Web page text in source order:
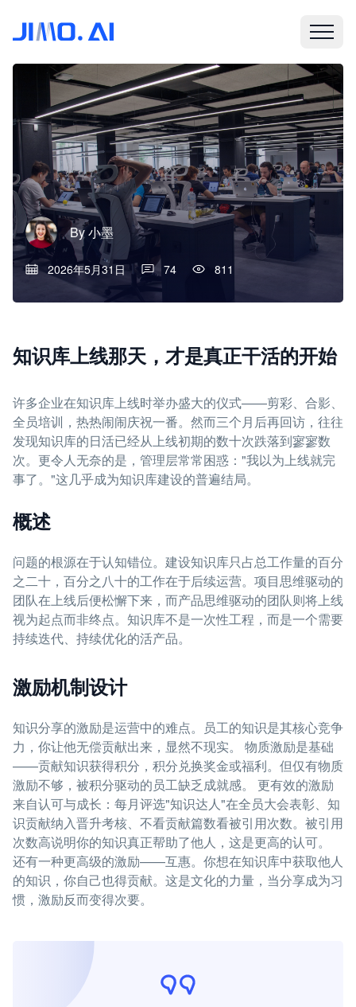
By小墨
2026年5月31日 74 811
知识库上线那天，才是真正干活的开始
许多企业在知识库上线时举办盛大的仪式——剪彩、合影、
全员培训，热热闹闹庆祝一番。然而三个月后再回访，往往
发现知识库的日活已经从上线初期的数十次跌落到寥寥数
次。更令人无奈的是，管理层常常困惑："我以为上线就完
事了。"这几乎成为知识库建设的普遍结局。
概述
问题的根源在于认知错位。建设知识库只占总工作量的百分
之二十，百分之八十的工作在于后续运营。项目思维驱动的
团队在上线后便松懈下来，而产品思维驱动的团队则将上线
视为起点而非终点。知识库不是一次性工程，而是一个需要
持续迭代、持续优化的活产品。
激励机制设计
知识分享的激励是运营中的难点。员工的知识是其核心竞争
力，你让他无偿贡献出来，显然不现实。 物质激励是基础
——贡献知识获得积分，积分兑换奖金或福利。但仅有物质
激励不够，被积分驱动的员工缺乏成就感。 更有效的激励
来自认可与成长：每月评选"知识达人"在全员大会表彰、知
识贡献纳入晋升考核、不看贡献篇数看被引用次数。被引用
次数高说明你的知识真正帮助了他人，这是更高的认可。
还有一种更高级的激励——互惠。你想在知识库中获取他人
的知识，你自己也得贡献。这是文化的力量，当分享成为习
惯，激励反而变得次要。